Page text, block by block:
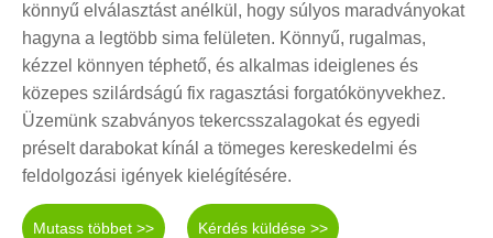
könnyű elválasztást anélkül, hogy súlyos maradványokat
hagyna a legtöbb sima felületen. Könnyű, rugalmas,
kézzel könnyen téphető, és alkalmas ideiglenes és
közepes szilárdságú fix ragasztási forgatókönyvekhez.
Üzemünk szabványos tekercsszalagokat és egyedi
préselt darabokat kínál a tömeges kereskedelmi és
feldolgozási igények kielégítésére.
Mutass többet >> Kérdés küldése >>